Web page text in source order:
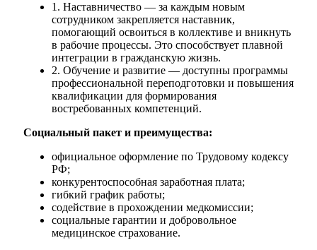
1. Наставничество — за каждым новым
сотрудником закрепляется наставник,
помогающий освоиться в коллективе и вникнуть
в рабочие процессы. Это способствует плавной
интеграции в гражданскую жизнь.
2. Обучение и развитие — доступны программы
профессиональной переподготовки и повышения
квалификации для формирования
востребованных компетенций.
Социальный пакет и преимущества:
официальное оформление по Трудовому кодексу
РФ;
конкурентоспособная заработная плата;
гибкий график работы;
содействие в прохождении медкомиссии;
социальные гарантии и добровольное
медицинское страхование.